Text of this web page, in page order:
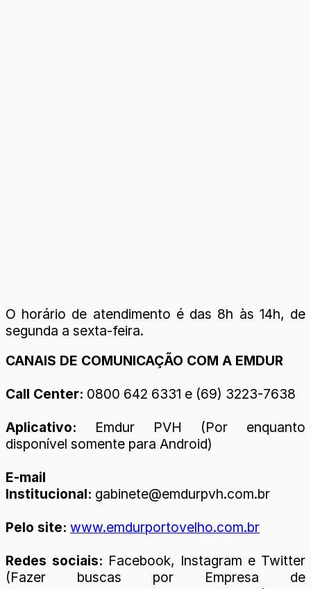
O horário de atendimento é das 8h às 14h, de
segunda a sexta-feira.
CANAIS DE COMUNICAÇÃO COM A EMDUR
Call Center: 0800 642 6331 e (69) 3223-7638
Aplicativo: Emdur PVH (Por enquanto
disponível somente para Android)
E-mail
Institucional: gabinete@emdurpvh.com.br
Pelo site: www.emdurportovelho.com.br
Redes sociais: Facebook, Instagram e Twitter
(Fazer buscas por Empresa de